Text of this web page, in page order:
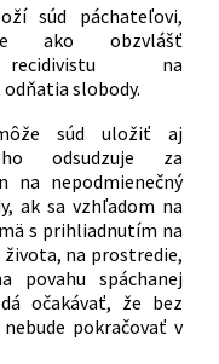
súd páchateľovi,
ako obzvlášť
recidivistu na
slobody.
súd uložiť aj
odsudzuje za
na nepodmienečný
ak sa vzhľadom na
s prihliadnutím na
na prostredie,
spáchanej
očakávať, že bez
pokračovať v